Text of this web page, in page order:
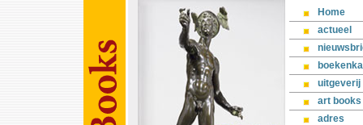
Home
actueel
uitgeverij
art books
adres